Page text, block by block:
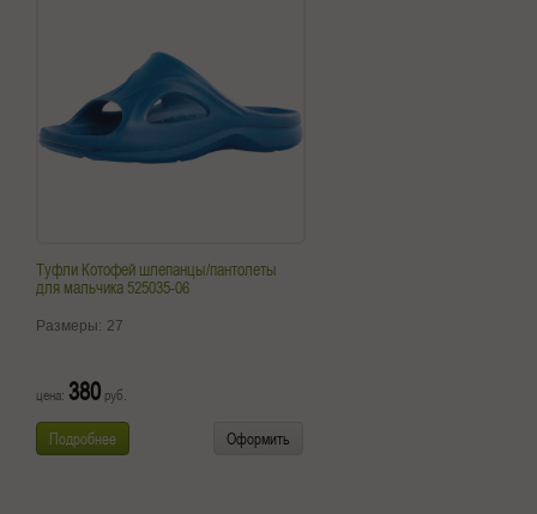
Туфли Котофей шлепанцы/пантолеты
для мальчика 525035-06
Размеры: 27
цена: 380 руб.
Подробнее Оформить